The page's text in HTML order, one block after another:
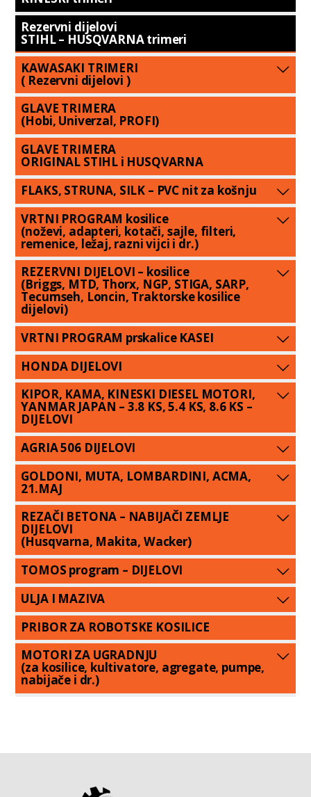
Rezervni dijelovi
STIHL – HUSQVARNA trimeri
KAWASAKI TRIMERI
( Rezervni dijelovi )
GLAVE TRIMERA
(Hobi, Univerzal, PROFI)
GLAVE TRIMERA
ORIGINAL STIHL i HUSQVARNA
FLAKS, STRUNA, SILK – PVC nit za košnju
VRTNI PROGRAM kosilice
(noževi, adapteri, kotači, sajle, filteri,
remenice, ležaj, razni vijci i dr.)
REZERVNI DIJELOVI – kosilice
(Briggs, MTD, Thorx, NGP, STIGA, SARP,
Tecumseh, Loncin, Traktorske kosilice
dijelovi)
VRTNI PROGRAM prskalice KASEI
HONDA DIJELOVI
KIPOR, KAMA, KINESKI DIESEL MOTORI,
YANMAR JAPAN – 3.8 KS, 5.4 KS, 8.6 KS –
DIJELOVI
AGRIA 506 DIJELOVI
GOLDONI, MUTA, LOMBARDINI, ACMA,
21.MAJ
REZAČI BETONA – NABIJAČI ZEMLJE
DIJELOVI
(Husqvarna, Makita, Wacker)
TOMOS program – DIJELOVI
ULJA I MAZIVA
PRIBOR ZA ROBOTSKE KOSILICE
MOTORI ZA UGRADNJU
(za kosilice, kultivatore, agregate, pumpe,
nabijače i dr.)